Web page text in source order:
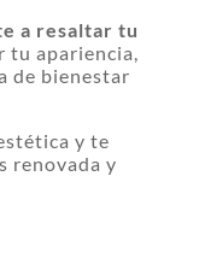
a resaltar tu
tu apariencia,
de bienestar
y te
renovada y